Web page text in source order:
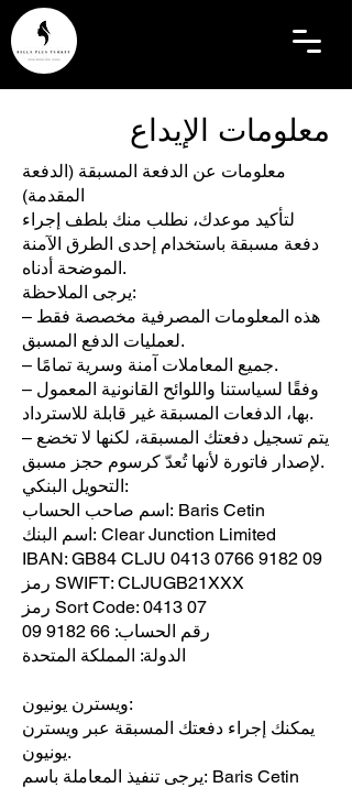
معلومات الإيداع
معلومات عن الدفعة المسبقة (الدفعة
المقدمة)
لتأكيد موعدك، نطلب منك بلطف إجراء
دفعة مسبقة باستخدام إحدى الطرق الآمنة
الموضحة أدناه.
يرجى الملاحظة:
– هذه المعلومات المصرفية مخصصة فقط
لعمليات الدفع المسبق.
– جميع المعاملات آمنة وسرية تمامًا.
– وفقًا لسياستنا واللوائح القانونية المعمول
بها، الدفعات المسبقة غير قابلة للاسترداد.
– يتم تسجيل دفعتك المسبقة، لكنها لا تخضع
لإصدار فاتورة لأنها تُعدّ كرسوم حجز مسبق.
التحويل البنكي:
اسم صاحب الحساب: Baris Cetin
اسم البنك: Clear Junction Limited
IBAN: GB84 CLJU 0413 0766 9182 09
رمز SWIFT: CLJUGB21XXX
رمز Sort Code: 0413 07
رقم الحساب: 66 9182 09
الدولة: المملكة المتحدة
ويسترن يونيون:
يمكنك إجراء دفعتك المسبقة عبر ويسترن
يونيون.
يرجى تنفيذ المعاملة باسم: Baris Cetin